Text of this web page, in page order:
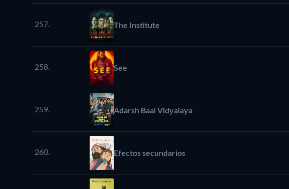
257. The Institute
258. See
259. Adarsh Baal Vidyalaya
260. Efectos secundarios